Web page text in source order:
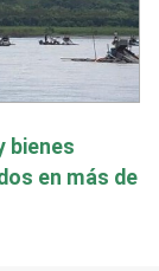
bienes
en más de